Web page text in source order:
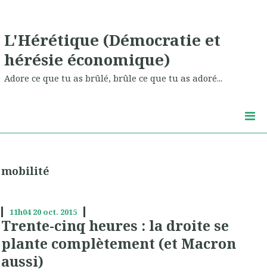
L'Hérétique (Démocratie et
hérésie économique)
Adore ce que tu as brûlé, brûle ce que tu as adoré...
mobilité
11h04 20 oct. 2015
Trente-cinq heures : la droite se
plante complètement (et Macron
aussi)